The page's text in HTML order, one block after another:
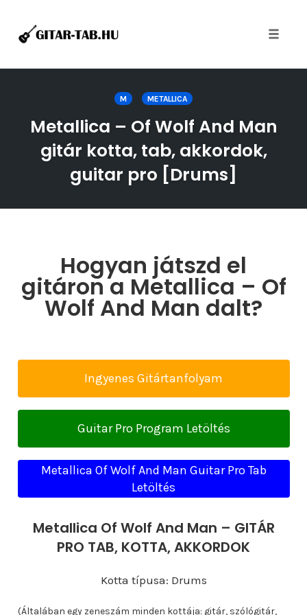
M METALLICA
Metallica – Of Wolf And Man
gitár kotta, tab, akkordok,
guitar pro [Drums]
Hogyan játszd el
gitáron a Metallica – Of
Wolf And Man dalt?
Ingyenes Gitártanfolyam
Guitar Pro Program Letöltés
Metallica Of Wolf And Man Guitar Pro Tab
Letöltés
Metallica Of Wolf And Man – GITÁR
PRO TAB, KOTTA, AKKORDOK
Kotta típusa: Drums
(Általában egy zeneszám minden kottája: gitár, szólógitár,